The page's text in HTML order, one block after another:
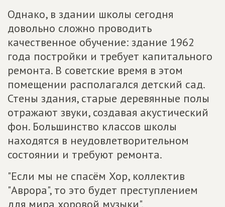
Однако, в здании школы сегодня
довольно сложно проводить
качественное обучение: здание 1962
года постройки и требует капитального
ремонта. В советские время в этом
помещении располагался детский сад.
Стены здания, старые деревянные полы
отражают звуки, создавая акустический
фон. Большинство классов школы
находятся в неудовлетворительном
состоянии и требуют ремонта.
"Если мы не спасём Хор, коллектив
"Аврора", то это будет преступлением
для мира хоровой музыки",